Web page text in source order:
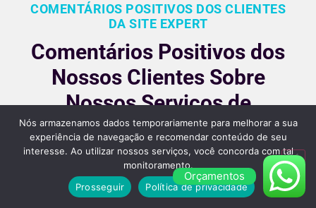
COMENTÁRIOS POSITIVOS DOS CLIENTES
DA SITE EXPERT
Comentários Positivos dos
Nossos Clientes Sobre
Nossos Serviços de
Criação de Sites em São
Paulo
Nossos clientes são fiéis pois gostara dos nossos
serviços e nos recomendam, veja alguns desses
Orçamentos
Nós armazenamos dados temporariamente para melhorar a sua
experiência de navegação e recomendar conteúdo de seu
interesse. Ao utilizar nossos serviços, você concorda com tal
monitoramento.
Prosseguir
Política de privacidade